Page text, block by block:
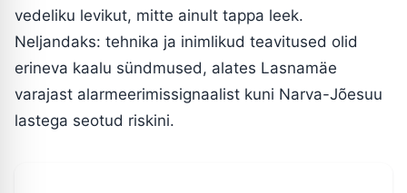
vedeliku levikut, mitte ainult tappa leek.
Neljandaks: tehnika ja inimlikud teavitused olid
erineva kaalu sündmused, alates Lasnamäe
varajast alarmeerimissignaalist kuni Narva-Jõesuu
lastega seotud riskini.